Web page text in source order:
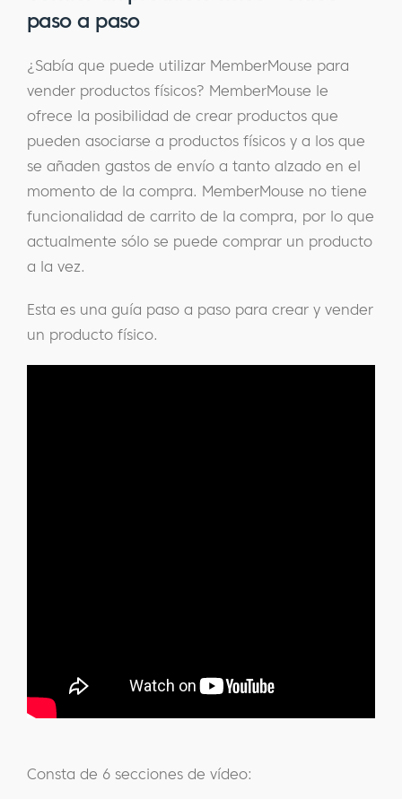
paso a paso
¿Sabía que puede utilizar MemberMouse para
vender productos físicos? MemberMouse le
ofrece la posibilidad de crear productos que
pueden asociarse a productos físicos y a los que
se añaden gastos de envío a tanto alzado en el
momento de la compra. MemberMouse no tiene
funcionalidad de carrito de la compra, por lo que
actualmente sólo se puede comprar un producto
a la vez.
Esta es una guía paso a paso para crear y vender
un producto físico.
Consta de 6 secciones de vídeo: